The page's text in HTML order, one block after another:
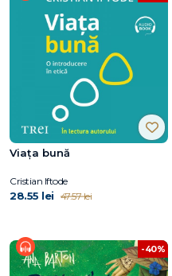
Viața bună
Cristian Iftode
28.55 lei 47.57 lei
-40%